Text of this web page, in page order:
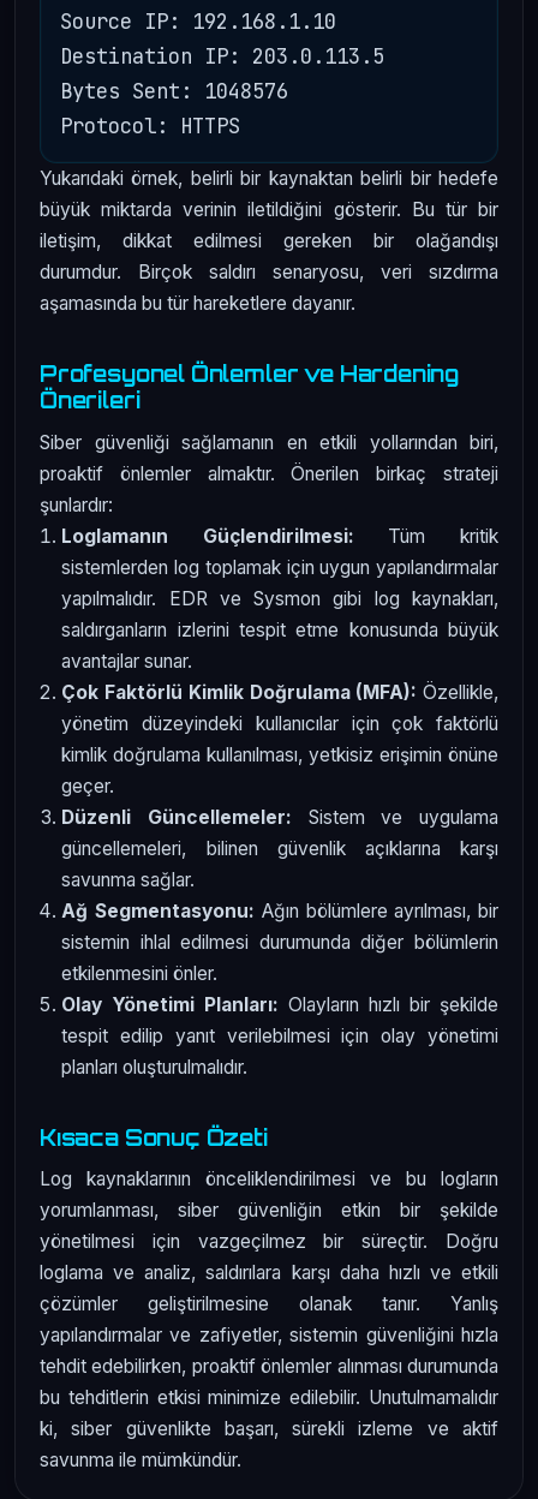
Source IP: 192.168.1.10
Destination IP: 203.0.113.5
Bytes Sent: 1048576
Yukarıdaki örnek, belirli bir kaynaktan belirli bir hedefe
büyük miktarda verinin iletildiğini gösterir. Bu tür bir
iletişim, dikkat edilmesi gereken bir olağandışı
durumdur. Birçok saldırı senaryosu, veri sızdırma
aşamasında bu tür hareketlere dayanır.
Profesyonel Önlemler ve Hardening
Önerileri
Siber güvenliği sağlamanın en etkili yollarından biri,
proaktif önlemler almaktır. Önerilen birkaç strateji
şunlardır:
Loglamanın Güçlendirilmesi: Tüm kritik
sistemlerden log toplamak için uygun yapılandırmalar
yapılmalıdır. EDR ve Sysmon gibi log kaynakları,
saldırganların izlerini tespit etme konusunda büyük
avantajlar sunar.
Çok Faktörlü Kimlik Doğrulama (MFA): Özellikle,
yönetim düzeyindeki kullanıcılar için çok faktörlü
kimlik doğrulama kullanılması, yetkisiz erişimin önüne
geçer.
Düzenli Güncellemeler: Sistem ve uygulama
güncellemeleri, bilinen güvenlik açıklarına karşı
savunma sağlar.
Ağ Segmentasyonu: Ağın bölümlere ayrılması, bir
sistemin ihlal edilmesi durumunda diğer bölümlerin
etkilenmesini önler.
Olay Yönetimi Planları: Olayların hızlı bir şekilde
tespit edilip yanıt verilebilmesi için olay yönetimi
planları oluşturulmalıdır.
Kısaca Sonuç Özeti
Log kaynaklarının önceliklendirilmesi ve bu logların
yorumlanması, siber güvenliğin etkin bir şekilde
yönetilmesi için vazgeçilmez bir süreçtir. Doğru
loglama ve analiz, saldırılara karşı daha hızlı ve etkili
çözümler geliştirilmesine olanak tanır. Yanlış
yapılandırmalar ve zafiyetler, sistemin güvenliğini hızla
tehdit edebilirken, proaktif önlemler alınması durumunda
bu tehditlerin etkisi minimize edilebilir. Unutulmamalıdır
ki, siber güvenlikte başarı, sürekli izleme ve aktif
savunma ile mümkündür.